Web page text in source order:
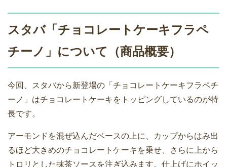
スタバ「チョコレートケーキフラペ
チーノ」について（商品概要）
今回、スタバから新登場の「チョコレートケーキフラペチ
ーノ」はチョコレートケーキをトッピングしているのが特
長です。
アーモンドを混ぜ込んだベースの上に、カップからはみ出
るほど大きめのチョコレートケーキを乗せ、さらに上から
トロリとした抹茶ソースを注ぎ込みます。仕上げにホイッ